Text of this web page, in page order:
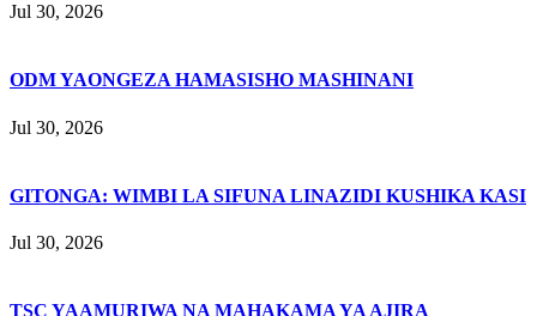
Jul 30, 2026
ODM YAONGEZA HAMASISHO MASHINANI
Jul 30, 2026
GITONGA: WIMBI LA SIFUNA LINAZIDI KUSHIKA KASI
Jul 30, 2026
TSC YAAMURIWA NA MAHAKAMA YA AJIRA